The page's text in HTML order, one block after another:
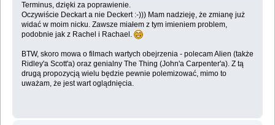
Terminus, dzięki za poprawienie.
Oczywiście Deckart a nie Deckert :-))) Mam nadzieję, że zmianę już
widać w moim nicku. Zawsze miałem z tym imieniem problem,
podobnie jak z Rachel i Rachael.
BTW, skoro mowa o filmach wartych obejrzenia - polecam Alien (także
Ridley'a Scott'a) oraz genialny The Thing (John'a Carpenter'a). Z tą
drugą propozycją wielu będzie pewnie polemizować, mimo to
uważam, że jest wart oglądnięcia.